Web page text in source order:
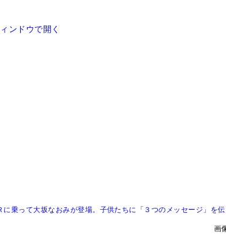
ンドウで開く
に乗って大坂なおみが登場。子供たちに「３つのメッセージ」を伝
画